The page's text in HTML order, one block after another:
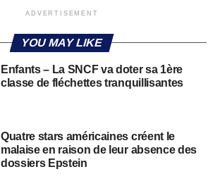
ADVERTISEMENT
YOU MAY LIKE
Enfants – La SNCF va doter sa 1ère
classe de fléchettes tranquillisantes
Quatre stars américaines créent le
malaise en raison de leur absence des
dossiers Epstein